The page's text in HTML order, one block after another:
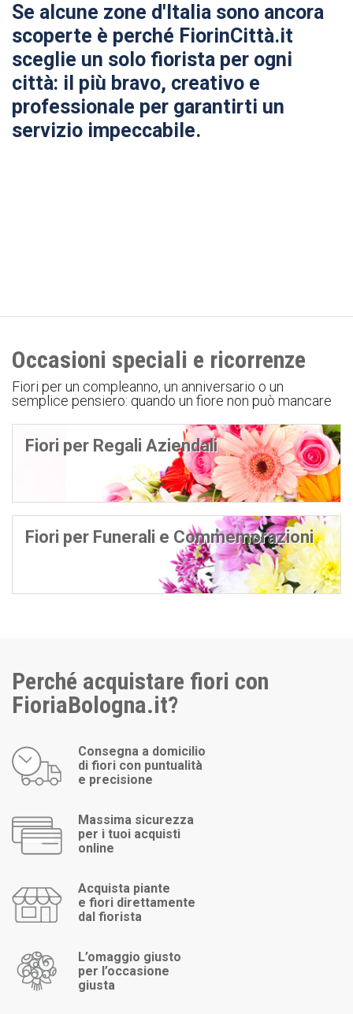
Se alcune zone d'Italia sono ancora
scoperte è perché FiorinCittà.it
sceglie un solo fiorista per ogni
città: il più bravo, creativo e
professionale per garantirti un
servizio impeccabile.
Occasioni speciali e ricorrenze
Fiori per un compleanno, un anniversario o un
semplice pensiero: quando un fiore non può mancare
Fiori per Regali Aziendali
Fiori per Funerali e Commemorazioni
Perché acquistare fiori con
FioriaBologna.it?
Consegna a domicilio
di fiori con puntualità
e precisione
Massima sicurezza
per i tuoi acquisti
online
Acquista piante
e fiori direttamente
dal fiorista
L’omaggio giusto
per l’occasione
giusta